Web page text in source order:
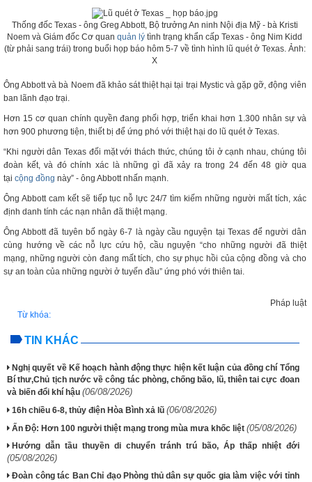
Thống đốc Texas - ông Greg Abbott, Bộ trưởng An ninh Nội địa Mỹ - bà Kristi
Noem và Giám đốc Cơ quanquản lý tình trạng khẩn cấp Texas - ông Nim Kidd
(từ phải sang trái) trong buổi họp báo hôm 5-7 về tình hình lũ quét ở Texas. Ảnh:
X
Ông Abbott và bà Noem đã khảo sát thiệt hại tại trại Mystic và gặp gỡ, động viên
ban lãnh đạo trại.
Hơn 15 cơ quan chính quyền đang phối hợp, triển khai hơn 1.300 nhân sự và
hơn 900 phương tiện, thiết bị để ứng phó với thiệt hại do lũ quét ở Texas.
“Khi người dân Texas đối mặt với thách thức, chúng tôi ở cạnh nhau, chúng tôi
đoàn kết, và đó chính xác là những gì đã xảy ra trong 24 đến 48 giờ qua
tại cộng đồng này” - ông Abbott nhấn mạnh.
Ông Abbott cam kết sẽ tiếp tục nỗ lực 24/7 tìm kiếm những người mất tích, xác
định danh tính các nạn nhân đã thiệt mạng.
Ông Abbott đã tuyên bố ngày 6-7 là ngày cầu nguyện tại Texas để người dân
cùng hướng về các nỗ lực cứu hộ, cầu nguyện “cho những người đã thiệt
mạng, những người còn đang mất tích, cho sự phục hồi của cộng đồng và cho
sự an toàn của những người ở tuyến đầu” ứng phó với thiên tai.
Pháp luật
Từ khóa:
TIN KHÁC
Nghị quyết về Kế hoạch hành động thực hiện kết luận của đồng chí Tổng
Bí thư,Chủ tịch nước về công tác phòng, chống bão, lũ, thiên tai cực đoan
và biến đổi khí hậu (06/08/2026)
16h chiều 6-8, thủy điện Hòa Bình xả lũ (06/08/2026)
Ấn Độ: Hơn 100 người thiệt mạng trong mùa mưa khốc liệt (05/08/2026)
Hướng dẫn tầu thuyền di chuyển tránh trú bão, Áp thấp nhiệt đới
(05/08/2026)
Đoàn công tác Ban Chỉ đạo Phòng thủ dân sự quốc gia làm việc với tỉnh